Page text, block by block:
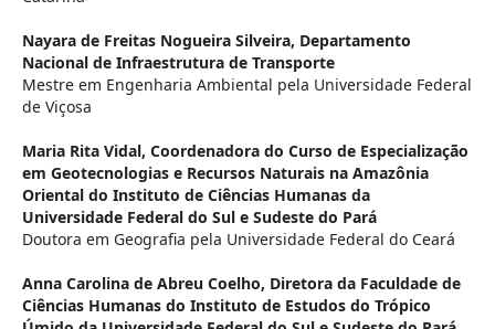
Nayara de Freitas Nogueira Silveira, Departamento
Nacional de Infraestrutura de Transporte
Mestre em Engenharia Ambiental pela Universidade Federal
de Viçosa
Maria Rita Vidal, Coordenadora do Curso de Especialização
em Geotecnologias e Recursos Naturais na Amazônia
Oriental do Instituto de Ciências Humanas da
Universidade Federal do Sul e Sudeste do Pará
Doutora em Geografia pela Universidade Federal do Ceará
Anna Carolina de Abreu Coelho, Diretora da Faculdade de
Ciências Humanas do Instituto de Estudos do Trópico